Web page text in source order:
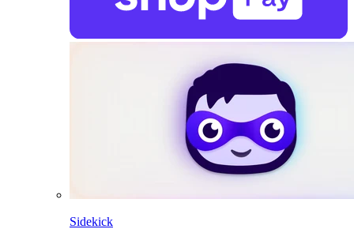
Sidekick